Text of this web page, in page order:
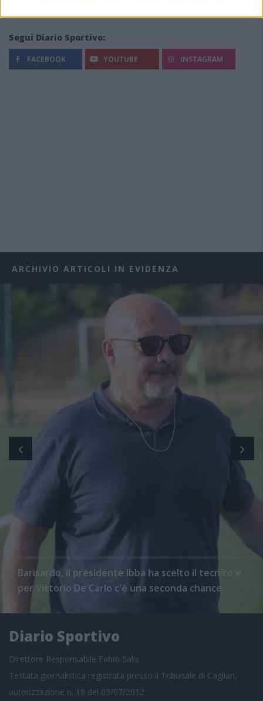
Segui Diario Sportivo:
FACEBOOK YOUTUBE INSTAGRAM
ARCHIVIO ARTICOLI IN EVIDENZA
Barisardo, il presidente Ibba ha scelto il tecnico e
per Vittorio De Carlo c'è una seconda chance
Diario Sportivo
Direttore Responsabile Fabio Salis
Testata giornalistica registrata presso il Tribunale di Cagliari,
autorizzazione n. 18 del 03/07/2012